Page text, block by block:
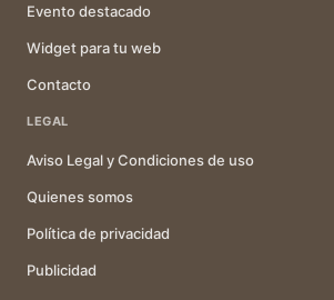
Evento destacado
Widget para tu web
Contacto
LEGAL
Aviso Legal y Condiciones de uso
Quienes somos
Política de privacidad
Publicidad